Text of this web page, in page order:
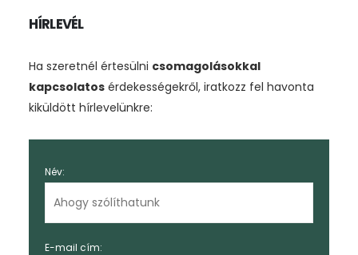
HÍRLEVÉL
Ha szeretnél értesülni csomagolásokkal
kapcsolatos érdekességekről, iratkozz fel havonta
kiküldött hírlevelünkre:
Név:
E-mail cím: